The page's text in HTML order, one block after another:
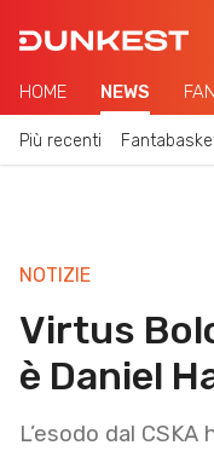
HOME NEWS
Più recenti
NOTIZIE
Virtus
è Daniel
L’esodo dal